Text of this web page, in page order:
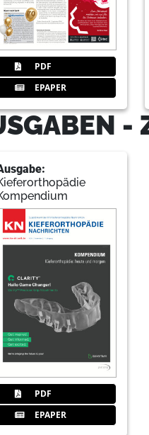
PDF
EPAPER
-
PDF
EPAPER